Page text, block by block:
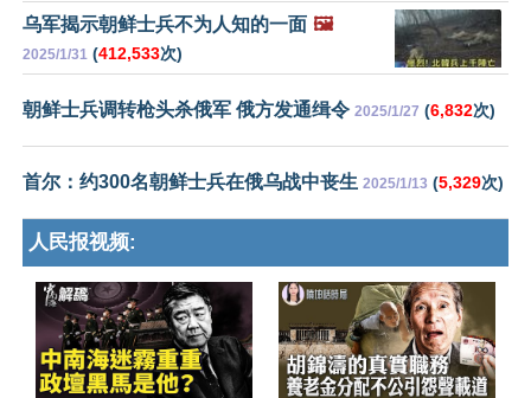
乌军揭示朝鲜士兵不为人知的一面 🖼️
2025/1/31 (412,533次)
朝鲜士兵调转枪头杀俄军 俄方发通缉令 2025/1/27 (6,832次)
首尔：约300名朝鲜士兵在俄乌战中丧生 2025/1/13 (5,329次)
人民报视频: